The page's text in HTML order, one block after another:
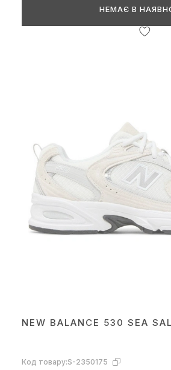
НЕМАЄ В
NEW BALANCE 530 SEA
Код товару:S-2350175